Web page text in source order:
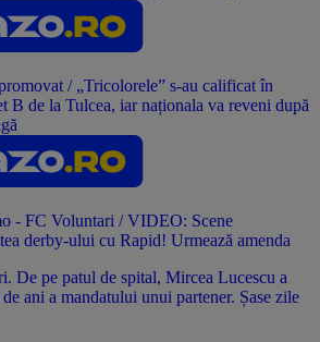
/ „Tricolorele” s-au calificat în
B de la Tulcea, iar naționala va reveni după
- FC Voluntari / VIDEO: Scene
derby-ului cu Rapid! Urmează amenda
De pe patul de spital, Mircea Lucescu a
ani a mandatului unui partener. Șase zile